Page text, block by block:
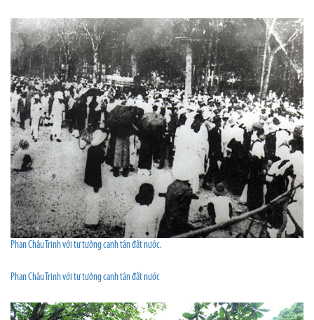
Phan Châu Trinh với tư tưởng canh tân đất nước.
Phan Châu Trinh với tư tưởng canh tân đất nước